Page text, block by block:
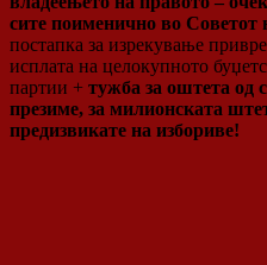
сите поименично во
постапка за изрекување
исплата на целокупното
партии + тужба за оштета од
презиме, за милионската
предизвикате на избориве!